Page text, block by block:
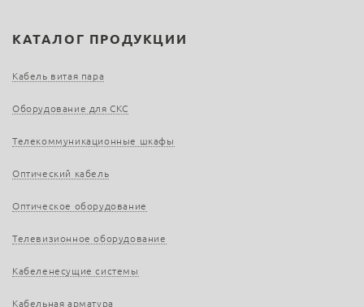
КАТАЛОГ ПРОДУКЦИИ
Кабель витая пара
Оборудование для СКС
Телекоммуникационные шкафы
Оптический кабель
Оптическое оборудование
Телевизионное оборудование
Кабеленесущие системы
Кабельная арматура